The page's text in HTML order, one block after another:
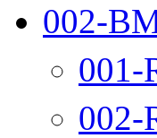
002-
001-
002-